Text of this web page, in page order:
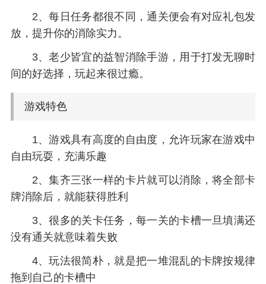
2、每日任务都很不同，通关便会有对应礼包发
放，提升你的消除实力。
3、老少皆宜的益智消除手游，用于打发无聊时
间的好选择，玩起来很过瘾。
游戏特色
1、游戏具有高度的自由度，允许玩家在游戏中
自由玩耍，充满乐趣
2、集齐三张一样的卡片就可以消除，将全部卡
牌消除后，就能获得胜利
3、很多的关卡任务，每一关的卡槽一旦填满还
没有通关就意味着失败
4、玩法很简朴，就是把一堆混乱的卡牌按规律
拖到自己的卡槽中